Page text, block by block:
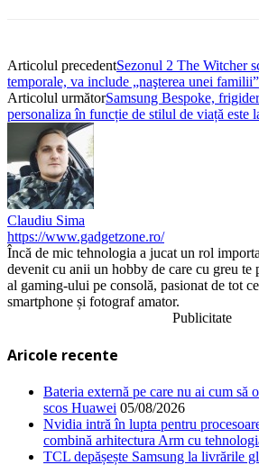
Articolul precedentSezonul 2 The Witcher
temporale, va include „naşterea unei familii”
Articolul următorSamsung Bespoke,
personaliza în funcție de stilul de viață este
Claudiu Sima
https://www.gadgetzone.ro/
Încă de mic tehnologia a jucat un rol
devenit cu anii un hobby de care cu greu te
al gaming-ului pe consolă, pasionat de tot
smartphone și fotograf amator.
Publicitate
Aricole recente
Bateria externă pe care nu ai cum să
scos Huawei 05/08/2026
Nvidia intră în lupta pentru
combină arhitectura Arm cu
TCL depășește Samsung la livrările